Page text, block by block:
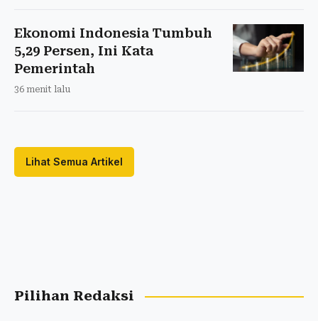
Ekonomi Indonesia Tumbuh
5,29 Persen, Ini Kata
Pemerintah
36 menit lalu
Lihat Semua Artikel
Pilihan Redaksi